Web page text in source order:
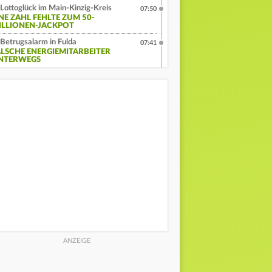
Lottoglück im Main-Kinzig-Kreis
ZAHL FEHLTE ZUM 50-
JACKPOT
07:50
Betrugsalarm in Fulda
ENERGIEMITARBEITER
07:41